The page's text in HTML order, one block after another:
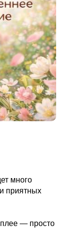
много
приятных
— просто